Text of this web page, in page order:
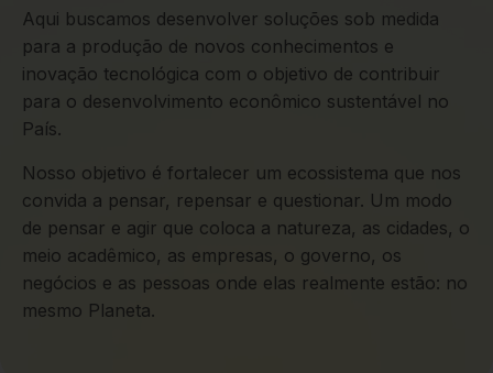
Aqui buscamos desenvolver soluções sob medida
para a produção de novos conhecimentos e
inovação tecnológica com o objetivo de contribuir
para o desenvolvimento econômico sustentável no
País.
Nosso objetivo é fortalecer um ecossistema que nos
convida a pensar, repensar e questionar. Um modo
de pensar e agir que coloca a natureza, as cidades, o
meio acadêmico, as empresas, o governo, os
negócios e as pessoas onde elas realmente estão: no
mesmo Planeta.